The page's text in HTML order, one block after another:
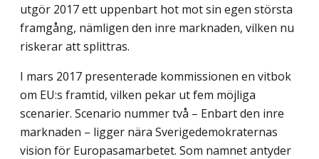
utgör 2017 ett uppenbart hot mot sin egen största
framgång, nämligen den inre marknaden, vilken nu
riskerar att splittras.
I mars 2017 presenterade kommissionen en vitbok
om EU:s framtid, vilken pekar ut fem möjliga
scenarier. Scenario nummer två – Enbart den inre
marknaden – ligger nära Sverigedemokraternas
vision för Europasamarbetet. Som namnet antyder